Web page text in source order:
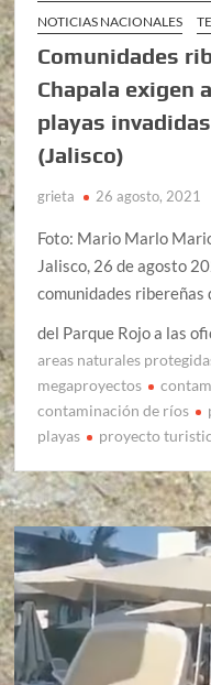
NOTICIAS NACIONALES
Comunidades
Chapala exigen
playas
(Jalisco)
grieta 26 agosto, 2021
Foto: Mario Marlo
Jalisco, 26 de agosto
comunidades ribereñas
del Parque Rojo a las
areas naturales
megaproyectos
contaminación de ríos
playas
proyecto